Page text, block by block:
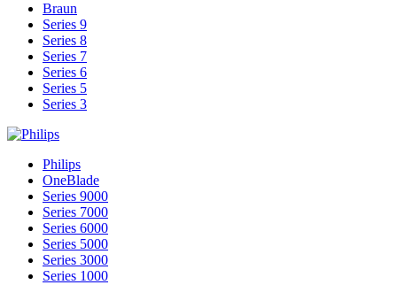
Braun
Series 9
Series 8
Series 7
Series 6
Series 5
Series 3
Philips
OneBlade
Series 9000
Series 7000
Series 6000
Series 5000
Series 3000
Series 1000